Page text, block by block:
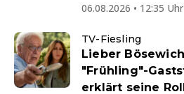
06.08.2026 • 12:35 Uhr
TV-Fiesling
Lieber
"Frühling"-
erklärt seine